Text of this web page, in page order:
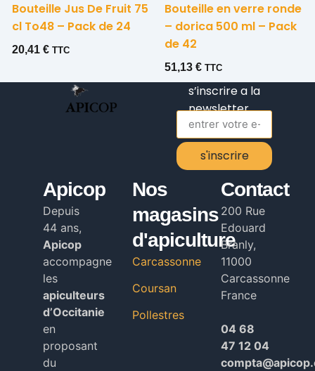
Bouteille Jus De Fruit 75
cl To48 – Pack de 24
20,41 € TTC
Bouteille en verre ronde
– dorica 500 ml – Pack
de 42
51,13 € TTC
s’inscrire a la
newsletter
s'inscrire
Alternative:
Apicop
Depuis
44 ans,
Apicop
accompagne
les
apiculteurs
d’Occitanie
en
proposant
du
Nos
magasins
d'apiculture
Carcassonne
Coursan
Pollestres
Contact
200 Rue
Edouard
Branly,
11000
Carcassonne
France
04 68
47 12 04